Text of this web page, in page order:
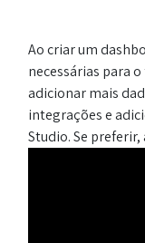
Ao criar um
necessárias para
adicionar mais
integrações e
Studio. Se